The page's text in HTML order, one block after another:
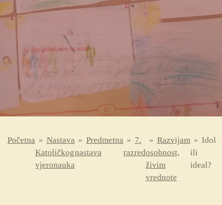
Početna » Nastava
Katoličkog
vjeronauka
» Predmetna
nastava
» 7.
razred
» Razvijam
osobnost,
živim
vrednote
» Idol
ili
ideal?